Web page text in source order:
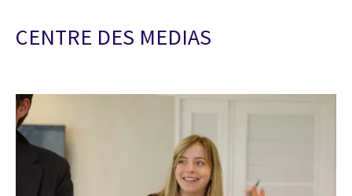
CENTRE DES MEDIAS